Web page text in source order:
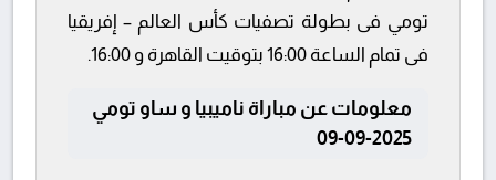
تومي فى بطولة تصفيات كأس العالم – إفريقيا
فى تمام الساعة 16:00 بتوقيت القاهرة و 16:00.
معلومات عن مباراة ناميبيا و ساو تومي
2025-09-09